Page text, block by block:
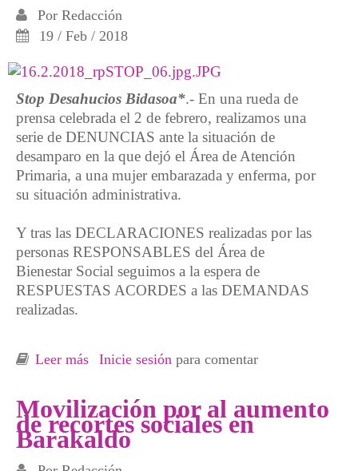
Por Redacción
19 / Feb / 2018
Stop Desahucios Bidasoa*.- En una rueda de
prensa celebrada el 2 de febrero, realizamos una
serie de DENUNCIAS ante la situación de
desamparo en la que dejó el Área de Atención
Primaria, a una mujer embarazada y enferma, por
su situación administrativa.
Y tras las DECLARACIONES realizadas por las
personas RESPONSABLES del Área de
Bienestar Social seguimos a la espera de
RESPUESTAS ACORDES a las DEMANDAS
realizadas.
Leer más sobre Stop Desahucios Bidasoa sigue a la
Instituciones Públicas
Inicie sesión para comentar
Movilización por al aumento
de recortes sociales en
Barakaldo